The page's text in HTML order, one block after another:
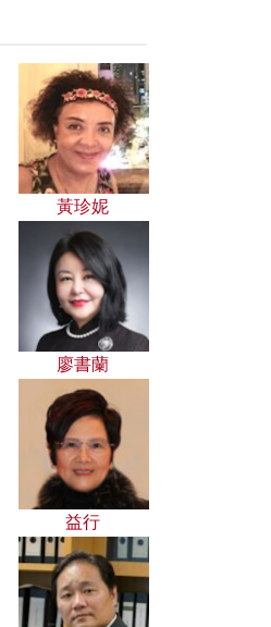
黃珍妮
廖書蘭
益行